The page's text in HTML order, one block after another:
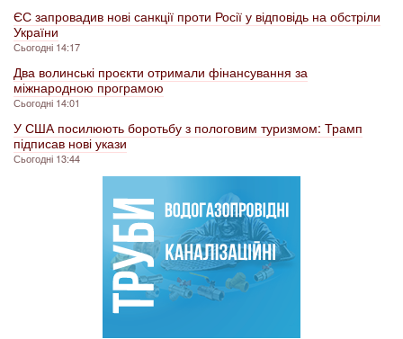
ЄС запровадив нові санкції проти Росії у відповідь на обстріли
України
Сьогодні 14:17
Два волинські проєкти отримали фінансування за
міжнародною програмою
Сьогодні 14:01
У США посилюють боротьбу з пологовим туризмом: Трамп
підписав нові укази
Сьогодні 13:44